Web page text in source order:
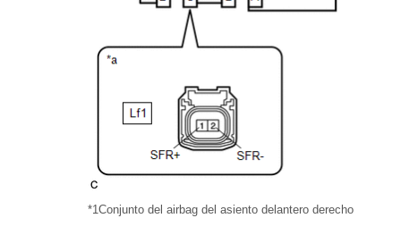
*1Conjunto del airbag del asiento delantero derecho